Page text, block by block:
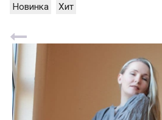
Новинка Хит